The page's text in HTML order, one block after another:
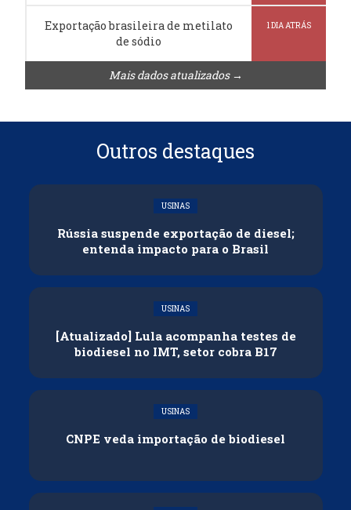
Exportação brasileira de metilato
de sódio
1 DIA ATRÁS
Mais dados atualizados →
Outros destaques
USINAS
Rússia suspende exportação de diesel;
entenda impacto para o Brasil
USINAS
[Atualizado] Lula acompanha testes de
biodiesel no IMT, setor cobra B17
USINAS
CNPE veda importação de biodiesel